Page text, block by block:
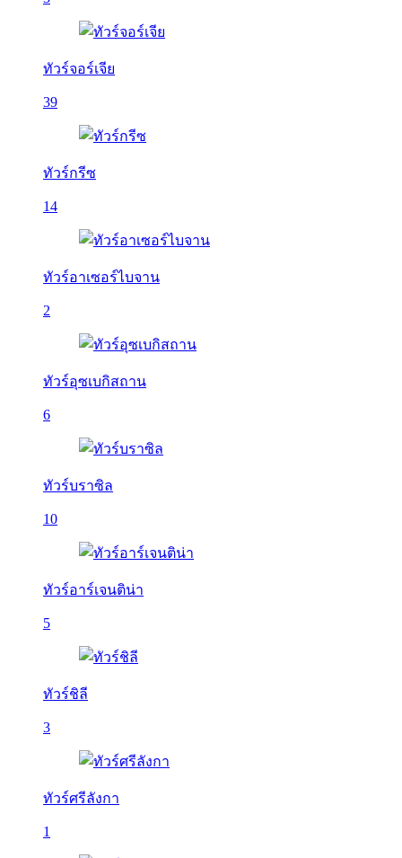
ทัวร์จอร์เจีย
39
ทัวร์กรีซ
14
ทัวร์อาเซอร์ไบจาน
2
ทัวร์อุซเบกิสถาน
6
ทัวร์บราซิล
10
ทัวร์อาร์เจนติน่า
5
ทัวร์ชิลี
3
ทัวร์ศรีลังกา
1